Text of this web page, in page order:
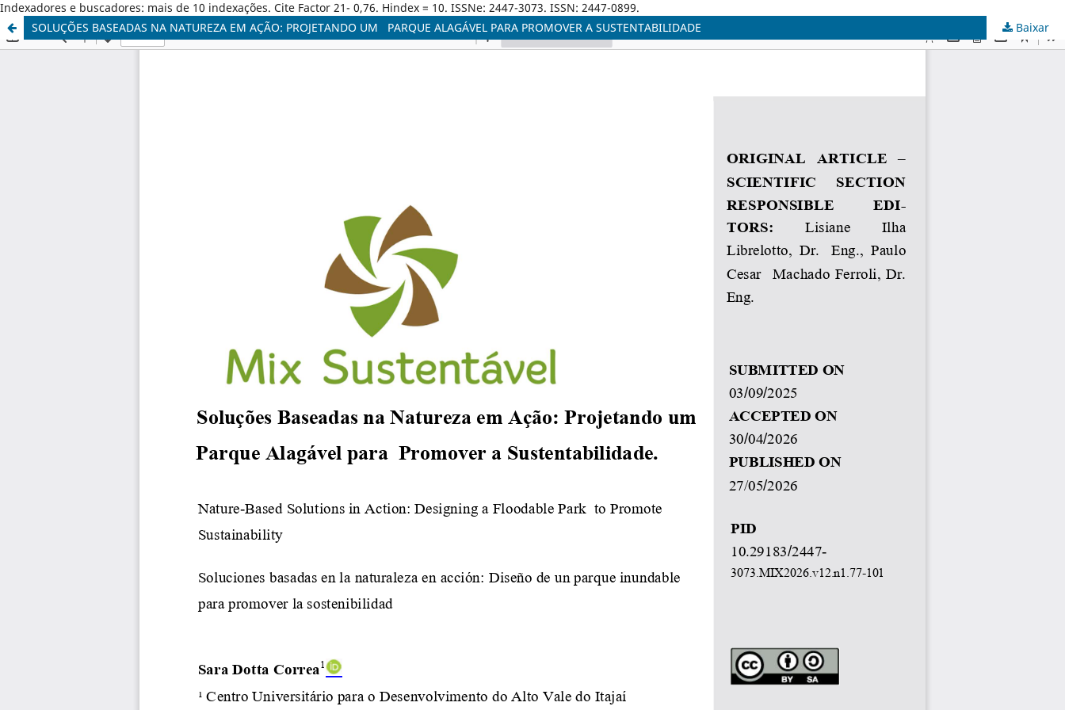
Indexadores e buscadores: mais de 10 indexações. Cite Factor 21- 0,76. Hindex = 10. ISSNe: 2447-3073. ISSN: 2447-0899.
SOLUÇÕES BASEADAS NA NATUREZA EM AÇÃO: PROJETANDO UM PARQUE ALAGÁVEL PARA PROMOVER A SUSTENTABILIDADE
Baixar